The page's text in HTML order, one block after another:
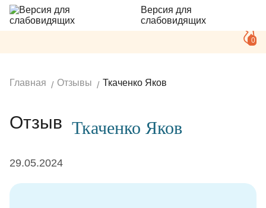
Версия для
слабовидящих
0
Главная Отзывы Ткаченко Яков
Отзыв Ткаченко Яков
29.05.2024